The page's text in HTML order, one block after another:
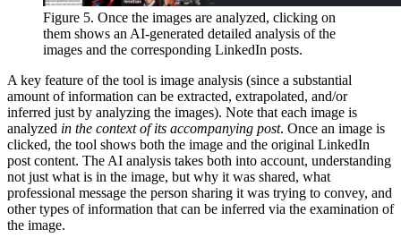
Figure 5. Once the images are analyzed, clicking on
them shows an AI-generated detailed analysis of the
images and the corresponding LinkedIn posts.
A key feature of the tool is image analysis (since a substantial
amount of information can be extracted, extrapolated, and/or
inferred just by analyzing the images). Note that each image is
analyzed in the context of its accompanying post. Once an image is
clicked, the tool shows both the image and the original LinkedIn
post content. The AI analysis takes both into account, understanding
not just what is in the image, but why it was shared, what
professional message the person sharing it was trying to convey, and
other types of information that can be inferred via the examination of
the image.